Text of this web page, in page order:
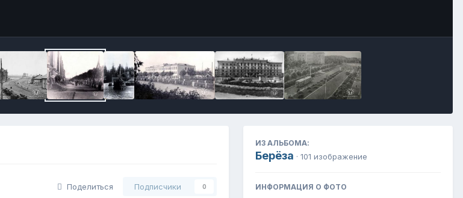
Поделиться Подписчики 0
ИЗ АЛЬБОМА:
Берёза · 101 изображение
ИНФОРМАЦИЯ О ФОТО